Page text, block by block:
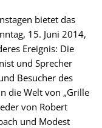
bietet das
15. Juni 2014,
Ereignis: Die
und Sprecher
Besucher des
die Welt von „Grille
von Robert
und Modest